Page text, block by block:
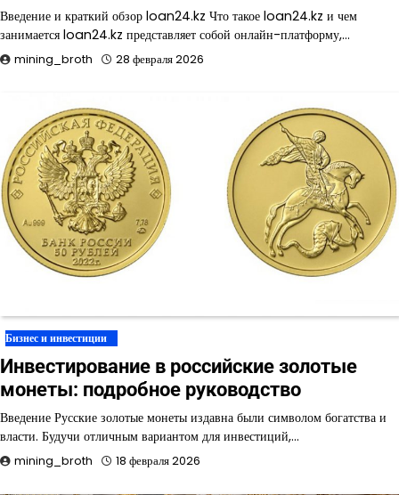
Введение и краткий обзор loan24.kz Что такое loan24.kz и чем
занимается loan24.kz представляет собой онлайн-платформу,…
mining_broth 28 февраля 2026
Бизнес и инвестиции
Инвестирование в российские золотые
монеты: подробное руководство
Введение Русские золотые монеты издавна были символом богатства и
власти. Будучи отличным вариантом для инвестиций,…
mining_broth 18 февраля 2026